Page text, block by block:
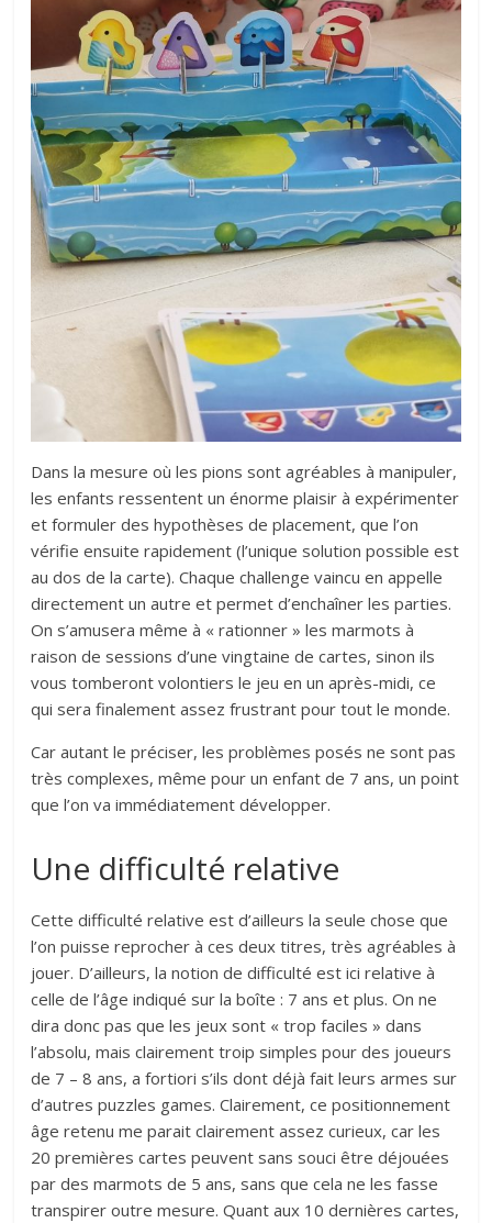
Dans la mesure où les pions sont agréables à manipuler,
les enfants ressentent un énorme plaisir à expérimenter
et formuler des hypothèses de placement, que l’on
vérifie ensuite rapidement (l’unique solution possible est
au dos de la carte). Chaque challenge vaincu en appelle
directement un autre et permet d’enchaîner les parties.
On s’amusera même à « rationner » les marmots à
raison de sessions d’une vingtaine de cartes, sinon ils
vous tomberont volontiers le jeu en un après-midi, ce
qui sera finalement assez frustrant pour tout le monde.
Car autant le préciser, les problèmes posés ne sont pas
très complexes, même pour un enfant de 7 ans, un point
que l’on va immédiatement développer.
Une difficulté relative
Cette difficulté relative est d’ailleurs la seule chose que
l’on puisse reprocher à ces deux titres, très agréables à
jouer. D’ailleurs, la notion de difficulté est ici relative à
celle de l’âge indiqué sur la boîte : 7 ans et plus. On ne
dira donc pas que les jeux sont « trop faciles » dans
l’absolu, mais clairement troip simples pour des joueurs
de 7 – 8 ans, a fortiori s’ils dont déjà fait leurs armes sur
d’autres puzzles games. Clairement, ce positionnement
âge retenu me parait clairement assez curieux, car les
20 premières cartes peuvent sans souci être déjouées
par des marmots de 5 ans, sans que cela ne les fasse
transpirer outre mesure. Quant aux 10 dernières cartes,